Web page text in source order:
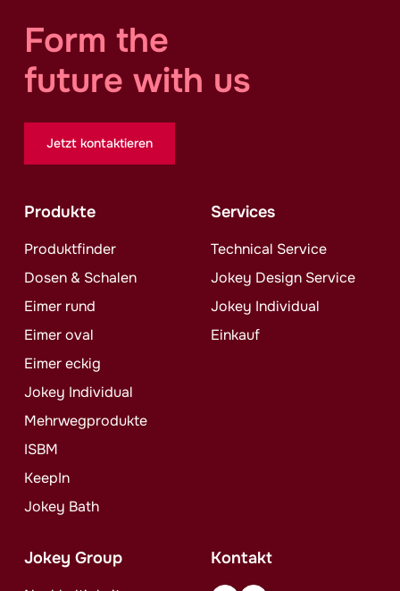
Form the
future with us
Jetzt kontaktieren
Produkte
Produktfinder
Dosen & Schalen
Eimer rund
Eimer oval
Eimer eckig
Jokey Individual
Mehrwegprodukte
ISBM
KeepIn
Jokey Bath
Services
Technical Service
Jokey Design Service
Jokey Individual
Einkauf
Jokey Group Kontakt